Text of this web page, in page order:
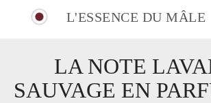
L'ESSENCE DU MÂLE
LA NOTE
SAUVAGE EN
IDÉE CADEAU DE